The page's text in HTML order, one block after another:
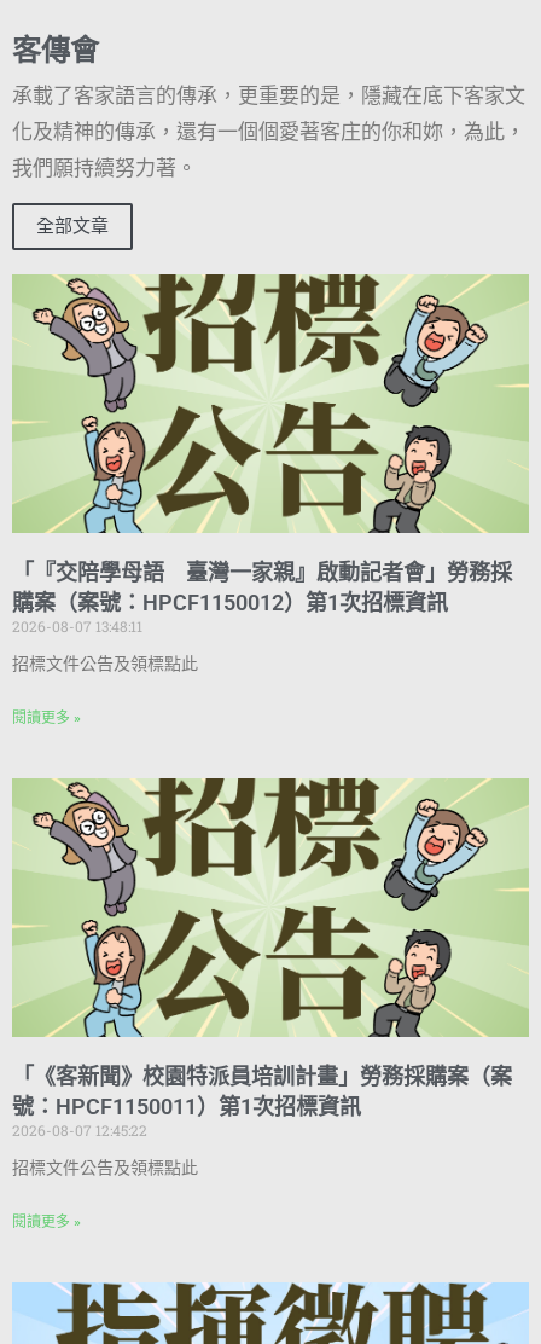
客傳會
承載了客家語言的傳承，更重要的是，隱藏在底下客家文
化及精神的傳承，還有一個個愛著客庄的你和妳，為此，
我們願持續努力著。
全部文章
「『交陪學母語 臺灣一家親』啟動記者會」勞務採
購案（案號：HPCF1150012）第1次招標資訊
2026-08-07 13:48:11
招標文件公告及領標點此
閱讀更多 »
「《客新聞》校園特派員培訓計畫」勞務採購案（案
號：HPCF1150011）第1次招標資訊
2026-08-07 12:45:22
招標文件公告及領標點此
閱讀更多 »